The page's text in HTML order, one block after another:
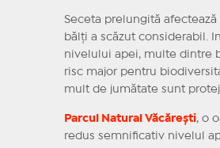
Seceta prelungită
bălți a scăzut considerabil.
nivelului apei, multe dintre
risc major pentru
mult de jumătate sunt
Parcul Natural Văcărești, o
redus semnificativ nivelul